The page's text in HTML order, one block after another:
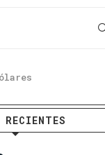
RECIENTES